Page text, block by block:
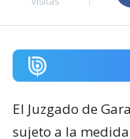
El Juzgado de
sujeto a la